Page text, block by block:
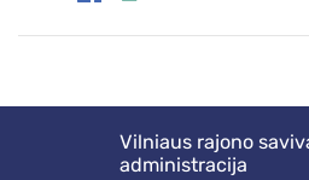
Vilniaus rajono
administracija